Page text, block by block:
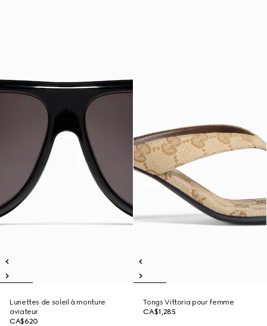
Lunettes de soleil à monture
aviateur
CA$620
Tongs Vittoria pour femme
CA$1,285